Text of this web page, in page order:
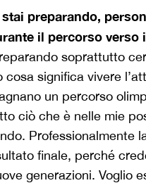
preparando,
il percorso verso
soprattutto
cosa significa vivere
un percorso
ciò che è nelle mie
Professionalmente
finale, perché
generazioni. Voglio